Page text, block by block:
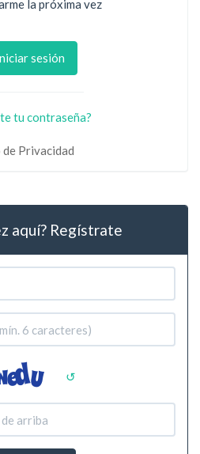
la próxima vez
sesión
tu contraseña?
de Privacidad
aquí? Regístrate
↺